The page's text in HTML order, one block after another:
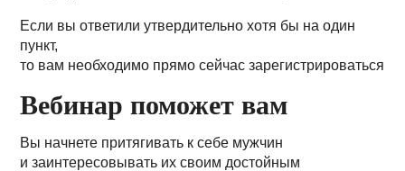
Если вы ответили утвердительно хотя бы на один
пункт,
то вам необходимо прямо сейчас зарегистрироваться
Вебинар поможет вам
Вы начнете притягивать к себе мужчин
и заинтересовывать их своим достойным